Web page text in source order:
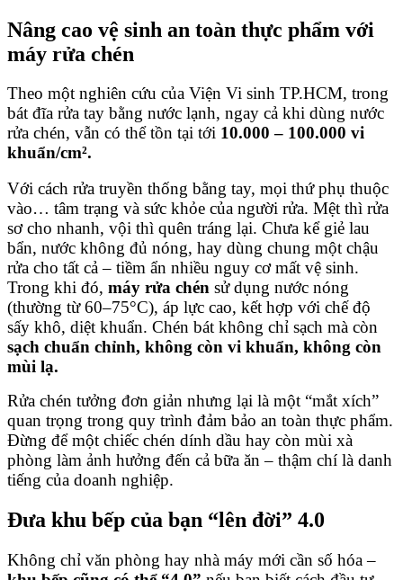
Nâng cao vệ sinh an toàn thực phẩm với
máy rửa chén
Theo một nghiên cứu của Viện Vi sinh TP.HCM, trong
bát đĩa rửa tay bằng nước lạnh, ngay cả khi dùng nước
rửa chén, vẫn có thể tồn tại tới 10.000 – 100.000 vi
khuẩn/cm².
Với cách rửa truyền thống bằng tay, mọi thứ phụ thuộc
vào… tâm trạng và sức khỏe của người rửa. Mệt thì rửa
sơ cho nhanh, vội thì quên tráng lại. Chưa kể giẻ lau
bẩn, nước không đủ nóng, hay dùng chung một chậu
rửa cho tất cả – tiềm ẩn nhiều nguy cơ mất vệ sinh.
Trong khi đó, máy rửa chén sử dụng nước nóng
(thường từ 60–75°C), áp lực cao, kết hợp với chế độ
sấy khô, diệt khuẩn. Chén bát không chỉ sạch mà còn
sạch chuẩn chỉnh, không còn vi khuẩn, không còn
mùi lạ.
Rửa chén tưởng đơn giản nhưng lại là một “mắt xích”
quan trọng trong quy trình đảm bảo an toàn thực phẩm.
Đừng để một chiếc chén dính dầu hay còn mùi xà
phòng làm ảnh hưởng đến cả bữa ăn – thậm chí là danh
tiếng của doanh nghiệp.
Đưa khu bếp của bạn “lên đời” 4.0
Không chỉ văn phòng hay nhà máy mới cần số hóa –